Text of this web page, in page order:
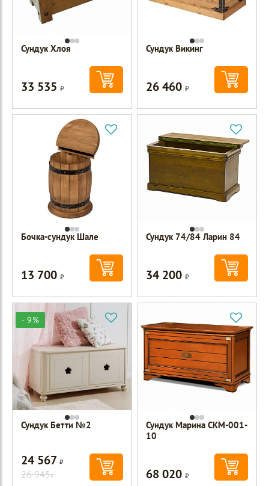
Сундук Хлоя
33 535Р
Сундук Викинг
26 460Р
Бочка-сундук Шале
13 700Р
Сундук 74/84 Ларин 84
34 200Р
- 9%
Сундук Бетти №2
24 567Р
26 945Р
Сундук Марина СКМ-001-
10
68 020Р